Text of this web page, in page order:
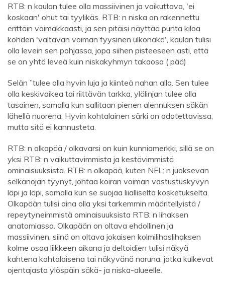
RTB: n kaulan tulee olla massiivinen ja vaikuttava, 'ei
koskaan' ohut tai tyylikäs. RTB: n niska on rakennettu
erittäin voimakkaasti, ja sen pitäisi näyttää punta kiloa
kohden 'valtavan voiman fyysinen ulkonäkö', kaulan tulisi
olla levein sen pohjassa, jopa siihen pisteeseen asti, että
se on yhtä leveä kuin niskakyhmyn takaosa ( pää)
Selän ”tulee olla hyvin luja ja kiinteä nahan alla. Sen tulee
olla keskivaikea tai riittävän tarkka, ylälinjan tulee olla
tasainen, samalla kun sallitaan pienen alennuksen säkän
lähellä nuorena. Hyvin kohtalainen särki on odotettavissa,
mutta sitä ei kannusteta.
RTB: n olkapää / olkavarsi on kuin kunniamerkki, sillä se on
yksi RTB: n vaikuttavimmista ja kestävimmistä
ominaisuuksista. RTB: n olkapää, kuten NFL: n juoksevan
selkänojan tyynyt, johtaa koiran voiman vastustuskyvyn
läpi ja läpi, samalla kun se suojaa liialliselta kosketukselta.
Olkapään tulisi aina olla yksi tarkemmin määritellyistä /
repeytyneimmistä ominaisuuksista RTB: n lihaksen
anatomiassa. Olkapään on oltava ehdollinen ja
massiivinen, siinä on oltava jokaisen kolmilihaslihaksen
kolme osaa liikkeen aikana ja deltoidien tulisi näkyä
kahtena kohtalaisena tai näkyvänä naruna, jotka kulkevat
ojentajasta ylöspäin säkä- ja niska-alueelle.